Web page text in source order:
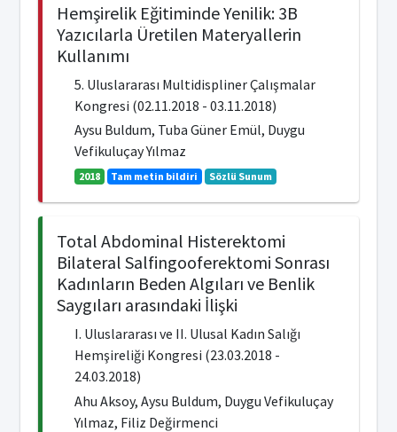
Hemşirelik Eğitiminde Yenilik: 3B
Yazıcılarla Üretilen Materyallerin
Kullanımı
5. Uluslararası Multidispliner Çalışmalar
Kongresi (02.11.2018 - 03.11.2018)
Aysu Buldum, Tuba Güner Emül, Duygu
Vefikuluçay Yılmaz
2018 Tam metin bildiri Sözlü Sunum
Total Abdominal Histerektomi
Bilateral Salfingooferektomi Sonrası
Kadınların Beden Algıları ve Benlik
Saygıları arasındaki İlişki
I. Uluslararası ve II. Ulusal Kadın Salığı
Hemşireliği Kongresi (23.03.2018 -
24.03.2018)
Ahu Aksoy, Aysu Buldum, Duygu Vefikuluçay
Yılmaz, Filiz Değirmenci